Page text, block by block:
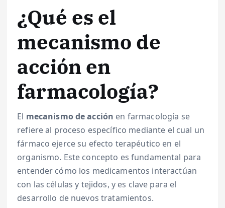
¿Qué es el
mecanismo de
acción en
farmacología?
El mecanismo de acción en farmacología se
refiere al proceso específico mediante el cual un
fármaco ejerce su efecto terapéutico en el
organismo. Este concepto es fundamental para
entender cómo los medicamentos interactúan
con las células y tejidos, y es clave para el
desarrollo de nuevos tratamientos.